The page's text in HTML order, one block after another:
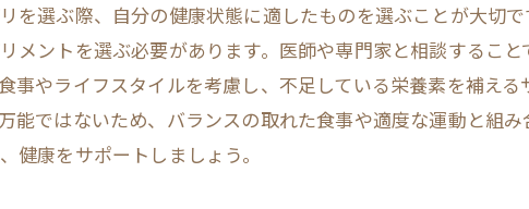
生活リズムを整える重要性
不規則な食生活の改善策
夜更かしに負けないサプリ選
を選ぶ際、自分の健康状態に適したものを選ぶことが大切
メントを選ぶ必要があります。医師や専門家と相談するこ
事やライフスタイルを考慮し、不足している栄養素を補え
能ではないため、バランスの取れた食事や適度な運動と組
健康をサポートしましょう。